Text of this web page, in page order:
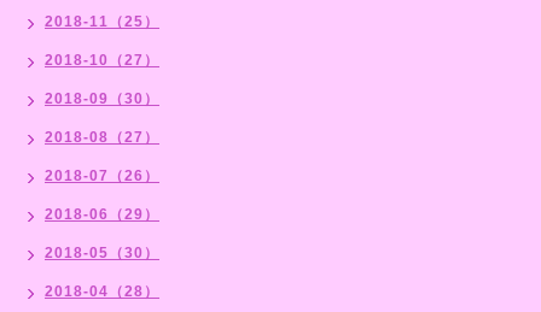
2018-11（25）
2018-10（27）
2018-09（30）
2018-08（27）
2018-07（26）
2018-06（29）
2018-05（30）
2018-04（28）